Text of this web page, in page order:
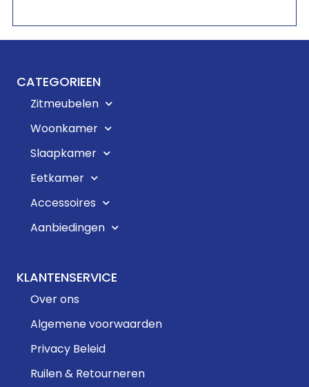
CATEGORIEEN
Zitmeubelen
Woonkamer
Slaapkamer
Eetkamer
Accessoires
Aanbiedingen
KLANTENSERVICE
Over ons
Algemene voorwaarden
Privacy Beleid
Ruilen & Retourneren